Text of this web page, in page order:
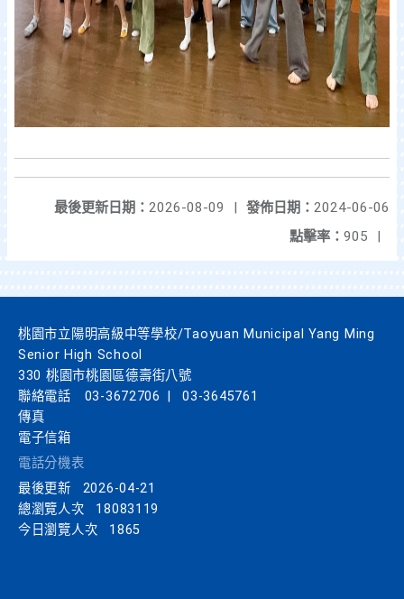
發佈日期： 2024-06-06
最後更新日期： 2026-08-09
|
點擊率： 905 |
桃園市立陽明高級中等學校/Taoyuan Municipal Yang Ming
Senior High School
330 桃園市桃園區德壽街八號
聯絡電話
03-3672706
03-3645761
傳真
電子信箱
電話分機表
最後更新
2026-04-21
總瀏覽人次
18083119
今日瀏覽人次
1865